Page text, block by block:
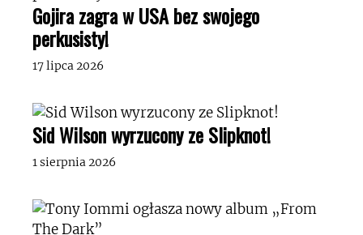
Gojira zagra w USA bez swojego
perkusisty!
17 lipca 2026
Sid Wilson wyrzucony ze Slipknot!
1 sierpnia 2026